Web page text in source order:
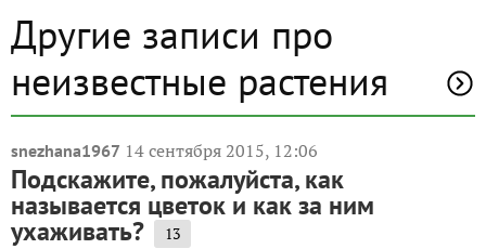
Другие записи про
неизвестные растения
snezhana1967 14 сентября 2015, 12:06
Подскажите, пожалуйста, как
называется цветок и как за ним
ухаживать? 13